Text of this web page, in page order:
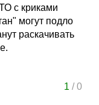
с криками
могут подло
раскачивать
1 /0